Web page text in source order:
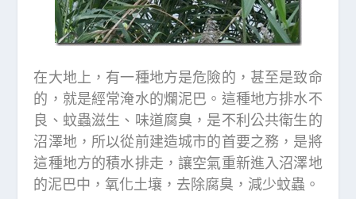
在大地上，有一種地方是危險的，甚至是致命
的，就是經常淹水的爛泥巴。這種地方排水不
良、蚊蟲滋生、味道腐臭，是不利公共衛生的
沼澤地，所以從前建造城市的首要之務，是將
這種地方的積水排走，讓空氣重新進入沼澤地
的泥巴中，氧化土壤，去除腐臭，減少蚊蟲。